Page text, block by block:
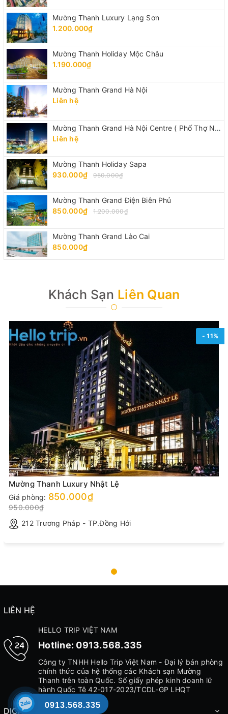
Mường Thanh Luxury Lạng Sơn
1.200.000₫
Mường Thanh Holiday Mộc Châu
1.190.000₫
Mường Thanh Grand Hà Nội
Liên hệ
Mường Thanh Grand Hà Nội Centre ( Phố Thợ Nhuộm)
Liên hệ
Mường Thanh Holiday Sapa
930.000₫
950.000₫
Mường Thanh Grand Điện Biên Phủ
850.000₫
1.200.000₫
Mường Thanh Grand Lào Cai
850.000₫
Khách Sạn Liên Quan
- 11%
Mường Thanh Luxury Nhật Lệ
Giá phòng: 850.000₫
950.000₫
212 Trương Pháp - TP.Đồng Hới
LIÊN HỆ
HELLO TRIP VIỆT NAM
Hotline: 0913.568.335
Công ty TNHH Hello Trip Việt Nam - Đại lý bán phòng
chính thức của hệ thống các Khách sạn Mường
Thanh trên toàn Quốc. Số giấy phép kinh doanh lữ
hành Quốc Tê 42-017-2023/TCDL-GP LHQT
DỊCH VỤ
0913.568.335